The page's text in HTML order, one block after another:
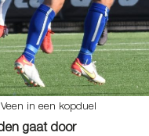
in een kopduel
gaat door